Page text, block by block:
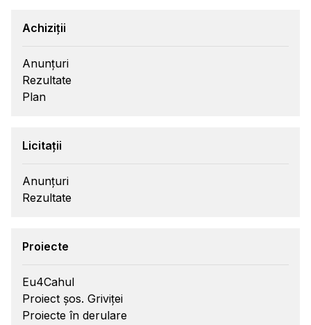
Achiziții
Anunțuri
Rezultate
Plan
Licitații
Anunțuri
Rezultate
Proiecte
Eu4Cahul
Proiect șos. Griviței
Proiecte în derulare